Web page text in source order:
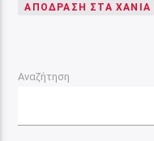
ΑΠΟΔΡΑΣΗ ΣΤΑ ΧΑΝΙΑ
Αναζήτηση